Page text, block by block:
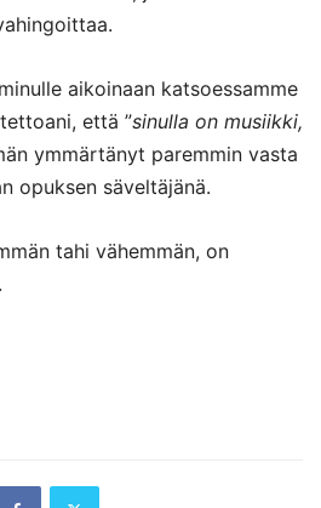
aikoinaan katsoessamme
että ”sinulla on musiikki,
ymmärtänyt paremmin vasta
opuksen säveltäjänä.
tahi vähemmän, on